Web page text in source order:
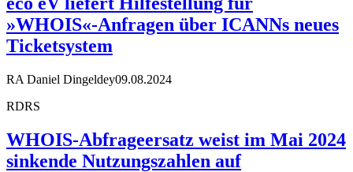
»WHOIS«-Anfragen über ICANNs neues
Ticketsystem
RA Daniel Dingeldey09.08.2024
RDRS
WHOIS-Abfrageersatz weist im Mai 2024
sinkende Nutzungszahlen auf